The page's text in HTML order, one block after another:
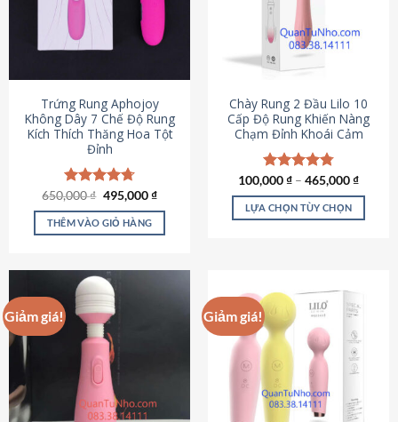
Trứng Rung Aphojoy
Không Dây 7 Chế Độ Rung
Kích Thích Thăng Hoa Tột
Đỉnh
Được xếp
hạng4.72
5 sao
650,000₫ Giá
là:
650,000 ₫.
495,000₫Giá
tại
495,000 ₫.
THÊM VÀO GIỎ HÀNG
Chày Rung 2 Đầu Lilo 10
Cấp Độ Rung Khiến Nàng
Chạm Đỉnh Khoái Cảm
Được xếp
hạng4.80
5 sao
100,000₫ – 465,000₫
LỰA CHỌN TÙY CHỌN
nhiều
biến
thể.
Các
chọn
Giảm giá! Giảm giá!